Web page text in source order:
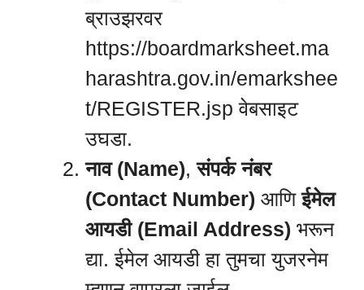
ब्राउझरवर
https://boardmarksheet.ma
harashtra.gov.in/emarkshee
t/REGISTER.jsp वेबसाइट
उघडा.
नाव (Name),संपर्क नंबर
(Contact Number) आणिईमेल
आयडी (Email Address) भरून
द्या. ईमेल आयडी हा तुमचा युजरनेम